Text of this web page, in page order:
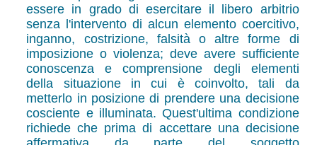
essere in grado di esercitare il libero arbitrio
senza l'intervento di alcun elemento coercitivo,
inganno, costrizione, falsità o altre forme di
imposizione o violenza; deve avere sufficiente
conoscenza e comprensione degli elementi
della situazione in cui è coinvolto, tali da
metterlo in posizione di prendere una decisione
cosciente e illuminata. Quest'ultima condizione
richiede che prima di accettare una decisione